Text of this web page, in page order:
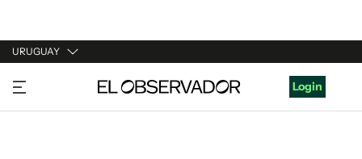
URUGUAY
URUGUAY
ARGENTINA
Login